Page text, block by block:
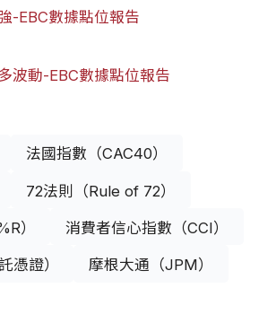
-EBC數據點位報告
波動-EBC數據點位報告
法國指數（CAC40）
72法則（Rule of 72）
） 消費者信心指數（CCI）
憑證） 摩根大通（JPM）